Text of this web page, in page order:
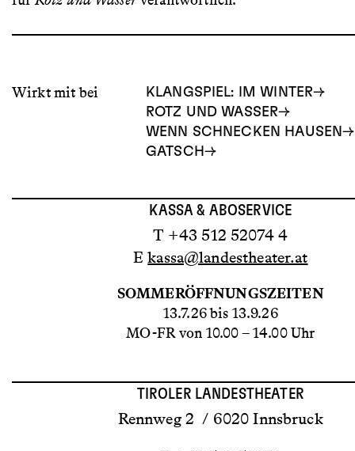
Wirkt mit bei
KLANGSPIEL: IM WINTER
ROTZ UND WASSER
WENN SCHNECKEN HAUSEN
GATSCH
KASSA & ABOSERVICE
T +43 512 52074 4
Ekassa@landestheater.at
SOMMERÖFFNUNGSZEITEN
13.7.26 bis 13.9.26
MO-FR von 10.00 – 14.00 Uhr
TIROLER LANDESTHEATER
Rennweg 2 / 6020 Innsbruck